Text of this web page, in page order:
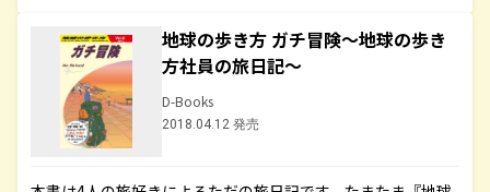
地球の歩き方 ガチ冒険～地球の歩き
方社員の旅日記～
D-Books
2018.04.12 発売